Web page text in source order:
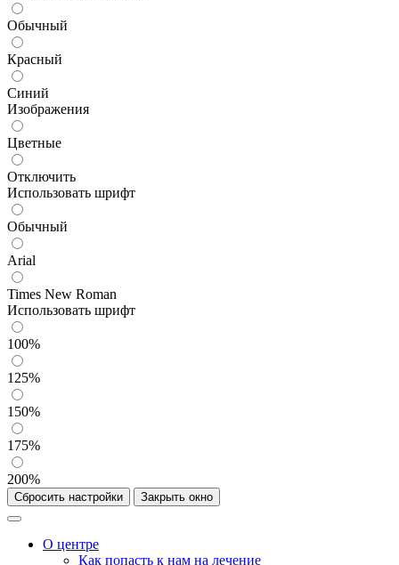
Обычный
Красный
Синий
Изображения
Цветные
Отключить
Использовать шрифт
Обычный
Arial
Times New Roman
Использовать шрифт
100%
125%
150%
175%
200%
Сбросить настройки Закрыть окно
О центре
Как попасть к нам на лечение